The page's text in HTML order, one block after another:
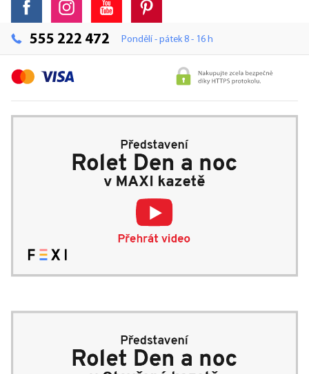
555 222 472 Pondělí - pátek 8 - 16 h